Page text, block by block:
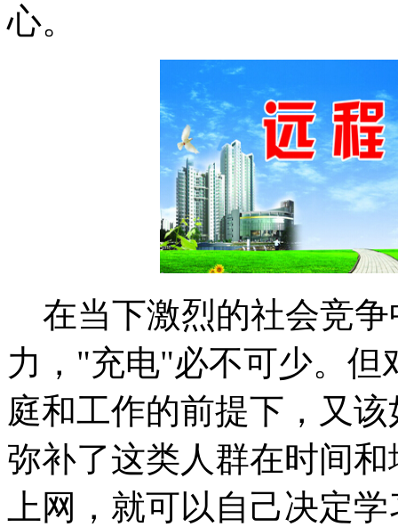
心。
在当下激烈的社会竞争
力，"充电"必不可少。但
庭和工作的前提下，又
弥补了这类人群在时间
上网，就可以自己决定